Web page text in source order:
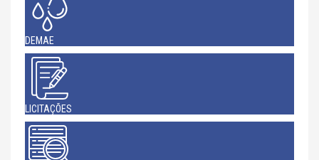
DEMAE
LICITAÇÕES